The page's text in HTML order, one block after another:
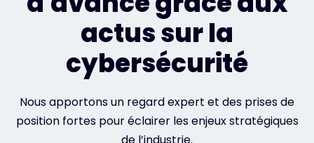
Portail des partenaires
Exclusive Access Login
actus sur la
cybersécurité
Nous apportons un regard expert et des prises de
position fortes pour éclairer les enjeux stratégiques